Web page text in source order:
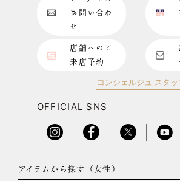
お問い合わ
せ
店舗へのご
来店予約
コンシェルジュ スタッ
OFFICIAL SNS
アイテムから探す（女性）